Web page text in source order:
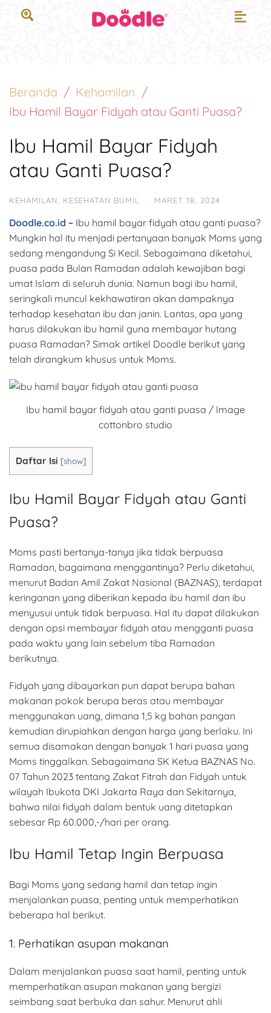
Beranda
Kehamilan
Ibu Hamil Bayar Fidyah atau Ganti Puasa?
Ibu Hamil Bayar Fidyah
atau Ganti Puasa?
KEHAMILAN KESEHATAN BUMIL · MARET 18, 2024
Doodle.co.id – Ibu hamil bayar fidyah atau ganti puasa?
Mungkin hal itu menjadi pertanyaan banyak Moms yang
sedang mengandung Si Kecil. Sebagaimana diketahui,
puasa pada Bulan Ramadan adalah kewajiban bagi
umat Islam di seluruh dunia. Namun bagi ibu hamil,
seringkali muncul kekhawatiran akan dampaknya
terhadap kesehatan ibu dan janin. Lantas, apa yang
harus dilakukan ibu hamil guna membayar hutang
puasa Ramadan? Simak artikel Doodle berikut yang
telah dirangkum khusus untuk Moms.
Ibu hamil bayar fidyah atau ganti puasa / Image
cottonbro studio
Daftar Isi [show]
Ibu Hamil Bayar Fidyah atau Ganti
Puasa?
Moms pasti bertanya-tanya jika tidak berpuasa
Ramadan, bagaimana menggantinya? Perlu diketahui,
menurut Badan Amil Zakat Nasional (BAZNAS), terdapat
keringanan yang diberikan kepada ibu hamil dan ibu
menyusui untuk tidak berpuasa. Hal itu dapat dilakukan
dengan opsi membayar fidyah atau mengganti puasa
pada waktu yang lain sebelum tiba Ramadan
berikutnya.
Fidyah yang dibayarkan pun dapat berupa bahan
makanan pokok berupa beras atau membayar
menggunakan uang, dimana 1,5 kg bahan pangan
kemudian dirupiahkan dengan harga yang berlaku. Ini
semua disamakan dengan banyak 1 hari puasa yang
Moms tinggalkan. Sebagaimana SK Ketua BAZNAS No.
07 Tahun 2023 tentang Zakat Fitrah dan Fidyah untuk
wilayah Ibukota DKI Jakarta Raya dan Sekitarnya,
bahwa nilai fidyah dalam bentuk uang ditetapkan
sebesar Rp 60.000,-/hari per orang.
Ibu Hamil Tetap Ingin Berpuasa
Bagi Moms yang sedang hamil dan tetap ingin
menjalankan puasa, penting untuk memperhatikan
beberapa hal berikut.
1. Perhatikan asupan makanan
Dalam menjalankan puasa saat hamil, penting untuk
memperhatikan asupan makanan yang bergizi
seimbang saat berbuka dan sahur. Menurut ahli